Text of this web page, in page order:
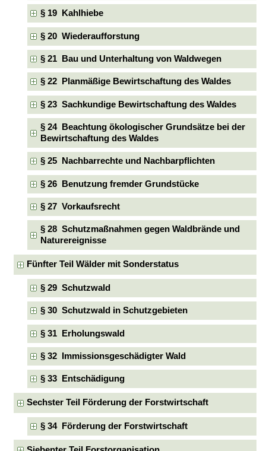
§ 19 Kahlhiebe
§ 20 Wiederaufforstung
§ 21 Bau und Unterhaltung von Waldwegen
§ 22 Planmäßige Bewirtschaftung des Waldes
§ 23 Sachkundige Bewirtschaftung des Waldes
§ 24 Beachtung ökologischer Grundsätze bei der
Bewirtschaftung des Waldes
§ 25 Nachbarrechte und Nachbarpflichten
§ 26 Benutzung fremder Grundstücke
§ 27 Vorkaufsrecht
§ 28 Schutzmaßnahmen gegen Waldbrände und
Naturereignisse
Fünfter Teil Wälder mit Sonderstatus
§ 29 Schutzwald
§ 30 Schutzwald in Schutzgebieten
§ 31 Erholungswald
§ 32 Immissionsgeschädigter Wald
§ 33 Entschädigung
Sechster Teil Förderung der Forstwirtschaft
§ 34 Förderung der Forstwirtschaft